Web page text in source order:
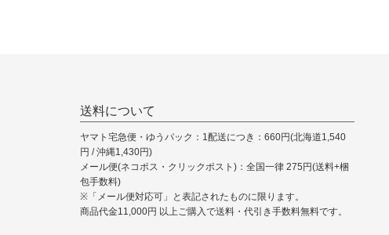
送料について
ヤマト宅急便・ゆうパック：1配送につき：660円(北海道1,540
円 / 沖縄1,430円)
メール便(ネコポス・クリックポスト)：全国一律 275円(送料+梱
包手数料)
※「メール便対応可」と表記されたものに限ります。
商品代金11,000円 以上ご購入で送料・代引き手数料無料です。